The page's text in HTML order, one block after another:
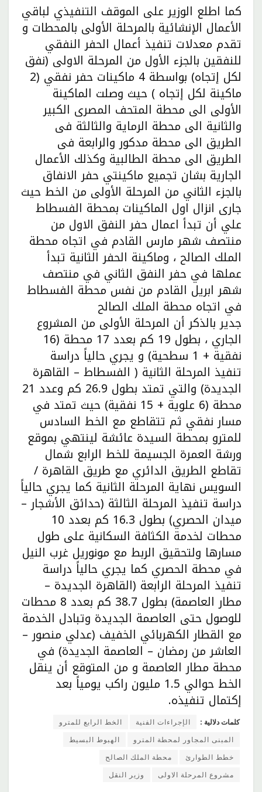
كما اطلع الوزير على الموقف التنفيذي لباقي
الأعمال الإنشائية بالمرحلة الأولى بالمحطات و
تقدم معدلات تنفيذ أعمال الحفر النفقي
للنفقين بالجزء الأول من المرحلة الاولى (نفق
لكل إتجاه) بواسطة 4 ماكينات حفر نفقي (2
ماكينة لكل إتجاه ) حيث وصلت الماكينة
الأولى الى محطة المتحف المصرى الكبير
والثانية الى محطة الرماية والثالثة فى
الطريق الى محطة مدكور والرابعة فى
الطريق الى محطة الطالبية وكذلك الأعمال
الجارية بشان تجميع ماكينتي حفر الانفاق
بالجزء الثاني من المرحلة الأولى من الخط حيث
جارى انزال اول الماكينات بمحطة الفسطاط
علي أن تبدأ اعمال حفر النفق الاول من
منتصف شهر مارس القادم في اتجاه محطة
الملك الصالح ، وماكينة الحفر الثانية تبدأ
عملها في حفر النفق الثاني في منتصف
شهر ابريل القادم من نفس محطة الفسطاط
في اتجاه محطة الملك الصالح
جدير بالذكر أن المرحلة الأولى من المشروع
الجاري ، بطول 19 كم بعدد 17 محطة (16
نفقية + 1 سطحية) و يجري حالياً دراسة
تنفيذ المرحلة الثانية ( الفسطاط – القاهرة
الجديدة) والتي تمتد بطول 26.9 كم وعدد 21
محطة (6 علوية + 15 نفقية) حيث تمتد في
مسار نفقي ثم تتقاطع مع الخط السادس
للمترو بمحطة السيدة عائشة لينتهي بموقع
ورشة العمرة الجسيمة للخط الرابع شمال
تقاطع الطريق الدائري مع طريق القاهرة /
السويس نهاية المرحلة الثانية كما يجري حالياً
دراسة تنفيذ المرحلة الثالثة (حدائق الأشجار –
ميدان الحصري) بطول 16.3 كم بعدد 10
محطات لخدمة الكثافة السكانية على طول
مسارها ولتحقيق الربط مع مونوريل غرب النيل
في محطة الحصري كما يجري حالياً دراسة
تنفيذ المرحلة الرابعة (القاهرة الجديدة –
مطار العاصمة) بطول 38.7 كم بعدد 8 محطات
للوصول حتى العاصمة الجديدة وتبادل الخدمة
مع القطار الكهربائي الخفيف (عدلي منصور –
العاشر من رمضان – العاصمة الجديدة) في
محطة مطار العاصمة و من المتوقع أن ينقل
الخط حوالي 1.5 مليون راكب يومياً بعد
إكتمال تنفيذه.
كلمات دلالية : الإجراءات الفنية
الخط الرابع للمترو
المبنى المجاور لمحطة المترو
الهبوط البسيط
خطط الطوارئ
محطة الملك الصالح
مشروع المرحلة الاولى
وزير النقل